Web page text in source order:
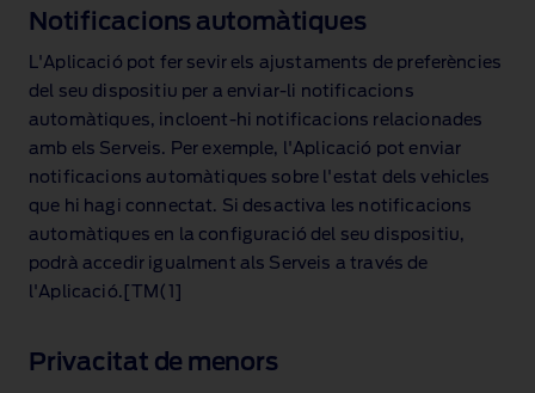
Notificacions automàtiques
L'Aplicació pot fer sevir els ajustaments de preferències
del seu dispositiu per a enviar‑li notificacions
automàtiques, incloent‑hi notificacions relacionades
amb els Serveis. Per exemple, l'Aplicació pot enviar
notificacions automàtiques sobre l'estat dels vehicles
que hi hagi connectat. Si desactiva les notificacions
automàtiques en la configuració del seu dispositiu,
podrà accedir igualment als Serveis a través de
l'Aplicació.[TM(1]
Privacitat de menors